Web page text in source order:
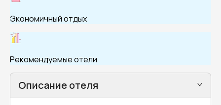
Экономичный отдых
Рекомендуемые отели
Описание отеля